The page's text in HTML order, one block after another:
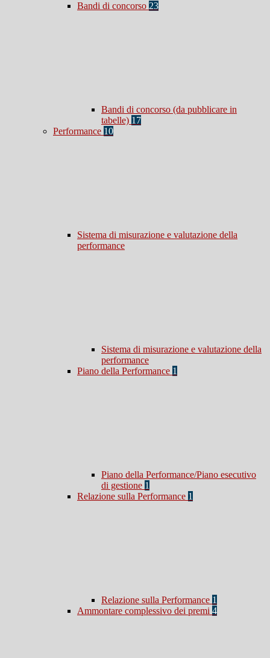
Bandi di concorso 23
Bandi di concorso (da pubblicare in
tabelle) 17
Performance 10
Sistema di misurazione e valutazione della
performance
Sistema di misurazione e valutazione della
performance
Piano della Performance 1
Piano della Performance/Piano esecutivo
di gestione 1
Relazione sulla Performance 1
Relazione sulla Performance 1
Ammontare complessivo dei premi 4